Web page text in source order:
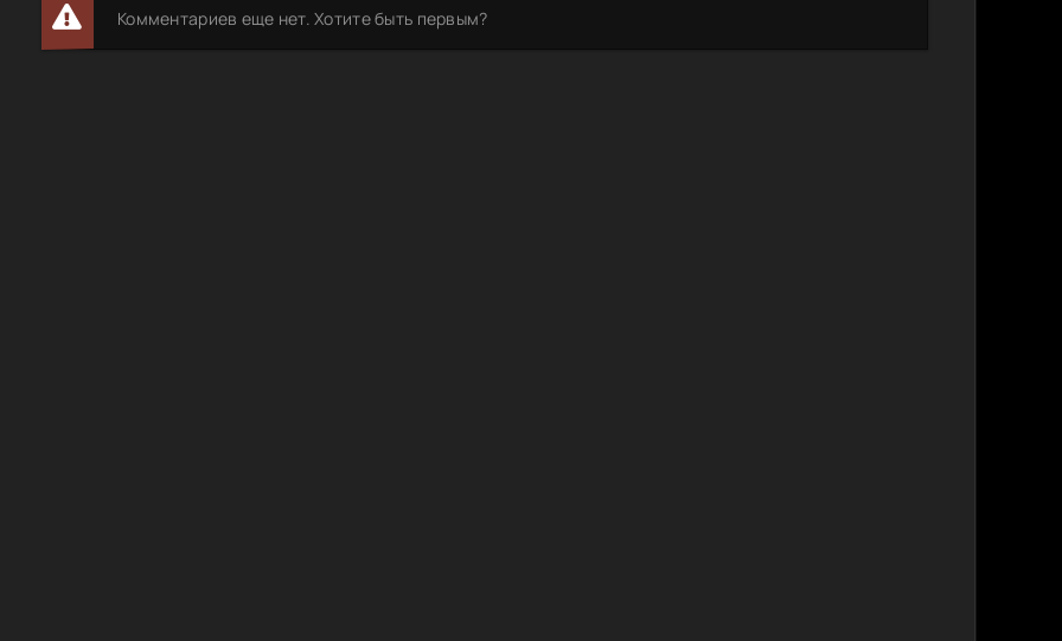
Комментариев еще нет. Хотите быть первым?